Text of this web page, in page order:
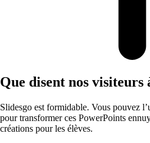
Que disent nos visiteurs
Slidesgo est formidable. Vous pouvez
pour transformer ces PowerPoints
créations pour les élèves.